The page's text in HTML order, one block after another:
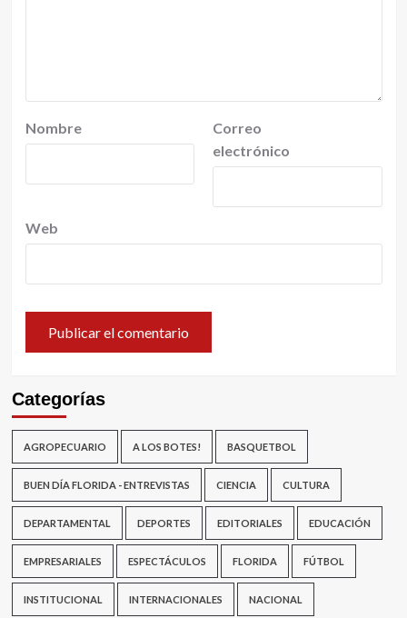
Nombre
Correo
electrónico
Web
Categorías
AGROPECUARIO A LOS BOTES! BASQUETBOL
BUEN DÍA FLORIDA - ENTREVISTAS CIENCIA CULTURA
DEPARTAMENTAL DEPORTES EDITORIALES EDUCACIÓN
EMPRESARIALES ESPECTÁCULOS FLORIDA FÚTBOL
INSTITUCIONAL INTERNACIONALES NACIONAL